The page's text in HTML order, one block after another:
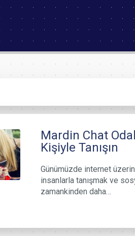
Mardin Chat
Kişiyle Tanışın
Günümüzde internet
insanlarla tanışmak ve
zamankinden daha…